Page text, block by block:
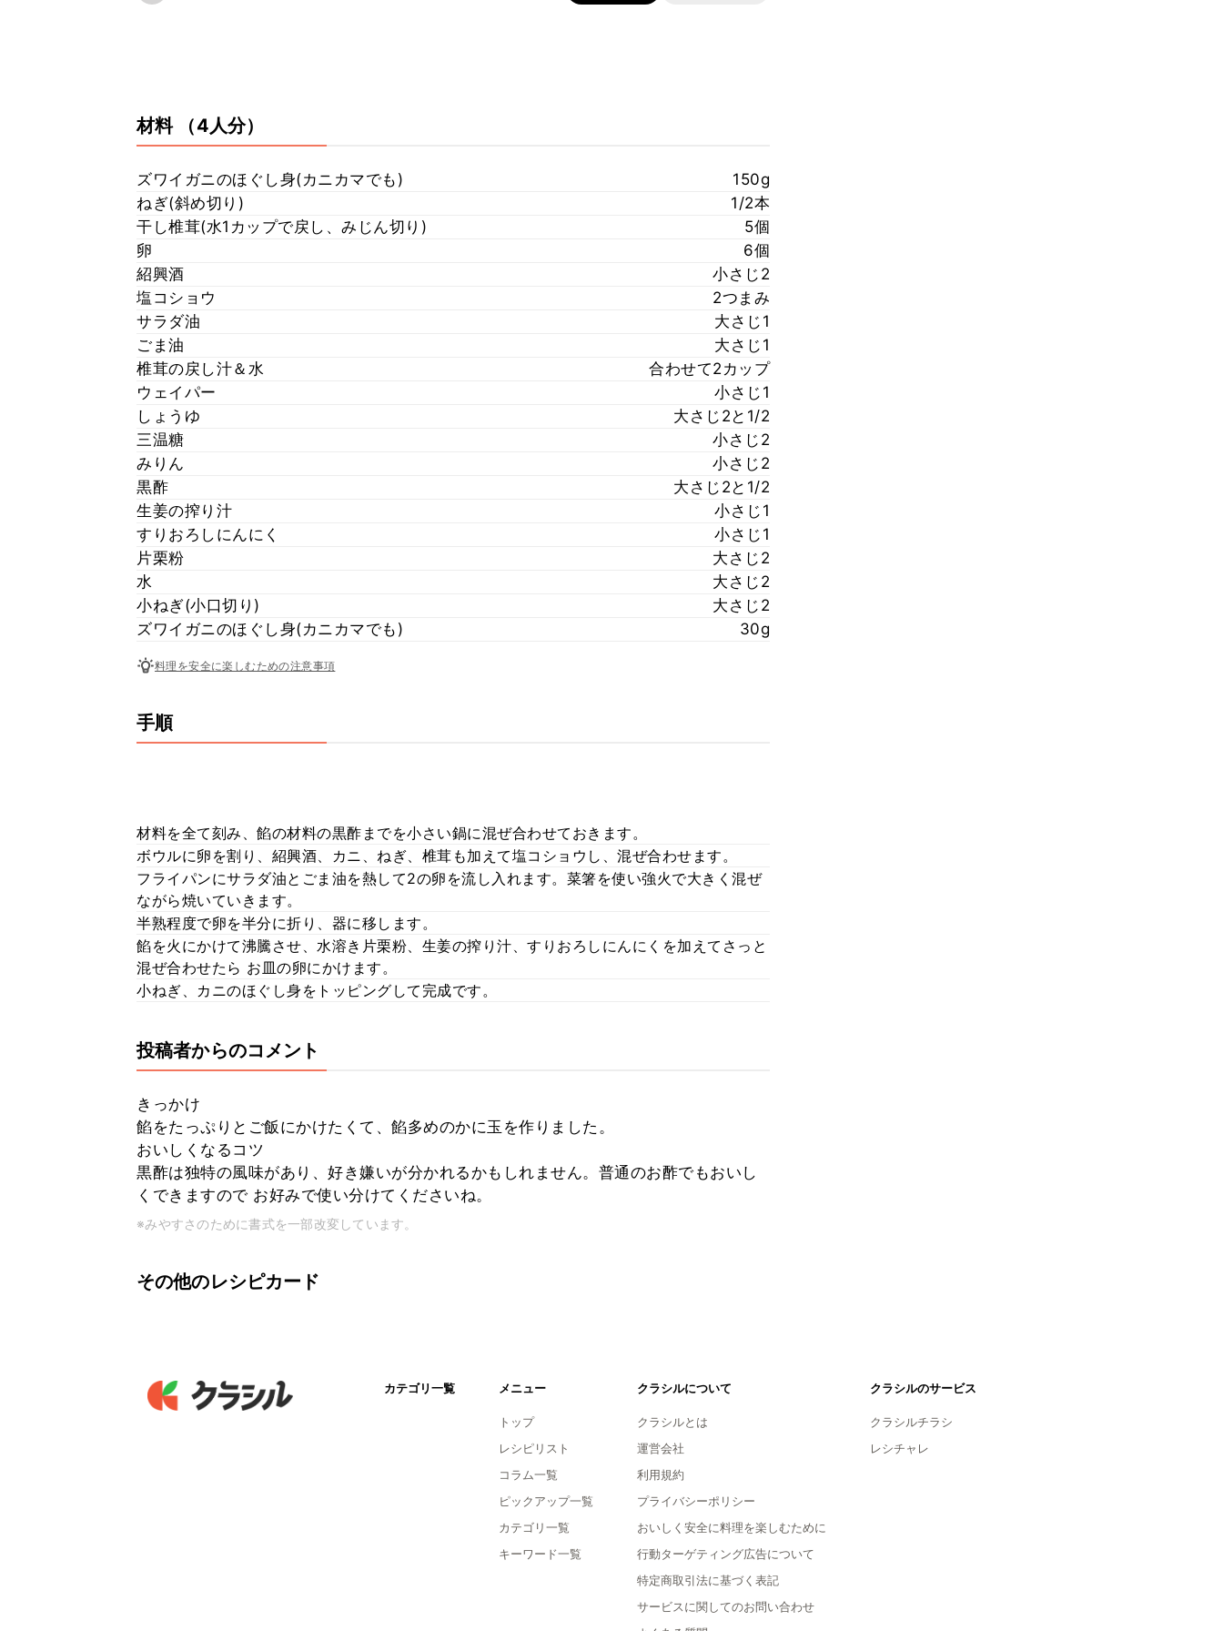
材料 （4人分）
ズワイガニのほぐし身(カニカマでも)
150g
ねぎ(斜め切り)
1/2本
干し椎茸(水1カップで戻し、みじん切り)
5個
卵
6個
紹興酒
小さじ2
塩コショウ
2つまみ
サラダ油
大さじ1
ごま油
大さじ1
椎茸の戻し汁＆水
合わせて2カップ
ウェイパー
小さじ1
しょうゆ
大さじ2と1/2
三温糖
小さじ2
みりん
小さじ2
黒酢
大さじ2と1/2
生姜の搾り汁
小さじ1
すりおろしにんにく
小さじ1
片栗粉
大さじ2
水
大さじ2
小ねぎ(小口切り)
大さじ2
ズワイガニのほぐし身(カニカマでも)
30g
料理を安全に楽しむための注意事項
手順
材料を全て刻み、餡の材料の黒酢までを小さい鍋に混ぜ合わせておきます。
ボウルに卵を割り、紹興酒、カニ、ねぎ、椎茸も加えて塩コショウし、混ぜ合わせます。
フライパンにサラダ油とごま油を熱して2の卵を流し入れます。菜箸を使い強火で大きく混ぜ
ながら焼いていきます。
半熟程度で卵を半分に折り、器に移します。
餡を火にかけて沸騰させ、水溶き片栗粉、生姜の搾り汁、すりおろしにんにくを加えてさっと
混ぜ合わせたら お皿の卵にかけます。
小ねぎ、カニのほぐし身をトッピングして完成です。
投稿者からのコメント
きっかけ
餡をたっぷりとご飯にかけたくて、餡多めのかに玉を作りました。
おいしくなるコツ
黒酢は独特の風味があり、好き嫌いが分かれるかもしれません。普通のお酢でもおいし
くできますので お好みで使い分けてくださいね。
※みやすさのために書式を一部改変しています。
その他のレシピカード
カテゴリ一覧 メニュー
トップ
レシピリスト
コラム一覧
ピックアップ一覧
カテゴリ一覧
キーワード一覧
クラシルについて
クラシルとは
運営会社
利用規約
プライバシーポリシー
おいしく安全に料理を楽しむために
行動ターゲティング広告について
特定商取引法に基づく表記
サービスに関してのお問い合わせ
クラシルのサービス
クラシルチラシ
レシチャレ